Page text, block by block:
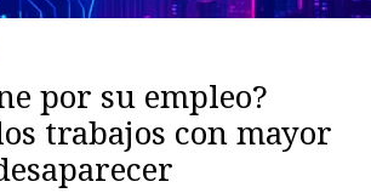
por su empleo?
trabajos con mayor